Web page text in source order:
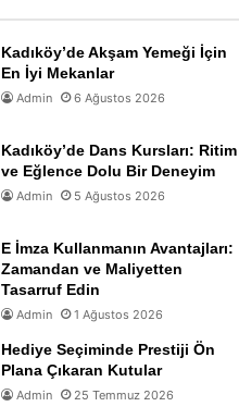
Kadıköy’de Akşam Yemeği İçin
En İyi Mekanlar
Admin 6 Ağustos 2026
Kadıköy’de Dans Kursları: Ritim
ve Eğlence Dolu Bir Deneyim
Admin 5 Ağustos 2026
E İmza Kullanmanın Avantajları:
Zamandan ve Maliyetten
Tasarruf Edin
Admin 1 Ağustos 2026
Hediye Seçiminde Prestiji Ön
Plana Çıkaran Kutular
Admin 25 Temmuz 2026